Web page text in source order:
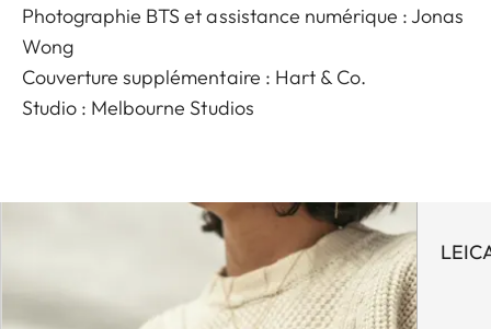
Photographie BTS et assistance numérique : Jonas
Wong
Couverture supplémentaire : Hart & Co.
Studio : Melbourne Studios